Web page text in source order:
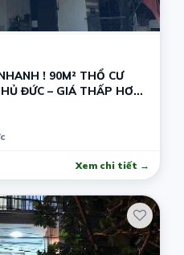
! 90M² THỔ CƯ
ĐỨC – GIÁ THẤP HƠN
Xem chi tiết →